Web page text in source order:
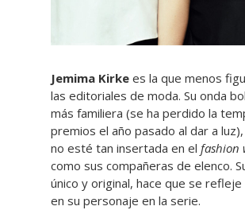
Jemima Kirke es la que menos
las editoriales de moda. Su onda
más familiera (se ha perdido la
premios el año pasado al dar a
no esté tan insertada en el fashion
como sus compañeras de elenco.
único y original, hace que se
en su personaje en la serie.